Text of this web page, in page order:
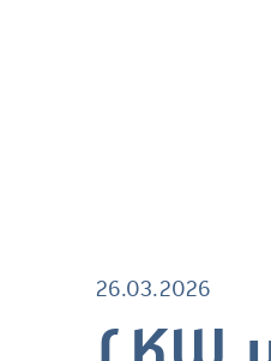
26.03.2026